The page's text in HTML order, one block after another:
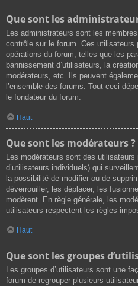
Que sont les
Les administrateurs sont les
contrôle sur le forum. Ces utilisateurs
opérations du forum, telles que les
bannissement d’utilisateurs, la
modérateurs, etc. Ils peuvent
l’ensemble des forums. Tout ceci
le fondateur du forum.
Haut
Que sont les modérateurs ?
Les modérateurs sont des
d’utilisateurs individuels) qui
la possibilité de modifier ou de
déverrouiller, les déplacer, les
modèrent. En règle générale, les
utilisateurs respectent les règles
Haut
Que sont les groupes
Les groupes d’utilisateurs sont une
forum de regrouper plusieurs